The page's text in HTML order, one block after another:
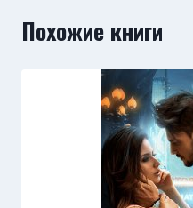
Похожие книги